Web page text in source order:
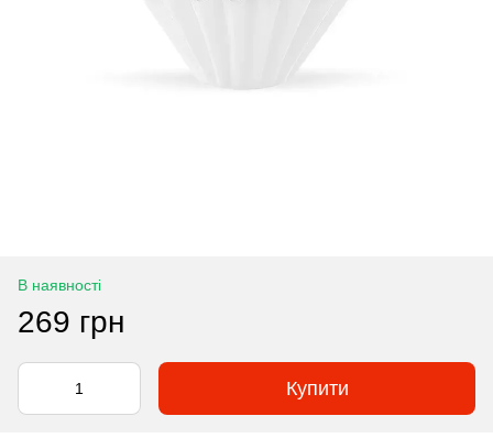
В наявності
269 грн
Купити